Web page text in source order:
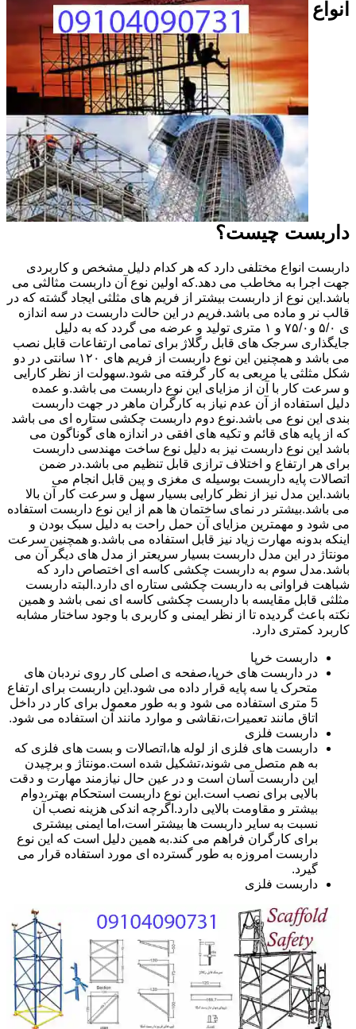
انواع
داربست چیست؟
داربست انواع مختلفی دارد که هر کدام دلیل مشخص و کاربردی
جهت اجرا به مخاطب می دهد.که اولین نوع آن داربست مثالثی می
باشد.این نوع از داربست بیشتر از فریم های مثلثی ایجاد گشته که در
قالب نر و ماده می باشد.فریم در این حالت داربست در سه اندازه
ی ۵/۰ و۷۵/۰ و ۱ متری تولید و عرضه می گردد که به دلیل
جایگذاری سرجک های قابل رگلاژ برای تمامی ارتفاعات قابل نصب
می باشد و همچنین این نوع داربست از فریم های ۱۲۰ سانتی در دو
شکل مثلثی یا مربعی به کار گرفته می شود.سهولت از نظر کارایی
و سرعت کار با آن از مزایای این نوع داربست می باشد.و عمده
دلیل استفاده از آن عدم نیاز به کارگران ماهر در جهت داربست
بندی این نوع می باشد.نوع دوم داربست چکشی ستاره ای می باشد
که از پایه های قائم و تکیه های افقی در اندازه های گوناگون می
باشد این نوع داربست نیز به دلیل نوع ساخت مهندسی داربست
برای هر ارتفاع و اختلاف ترازی قابل تنظیم می باشد.در ضمن
اتصالات پایه داربست بوسیله ی مغزی و پین قابل انجام می
باشد.این مدل نیز از نظر کارایی بسیار سهل و سرعت کار آن بالا
می باشد.بیشتر در نمای ساختمان ها هم از این نوع داربست استفاده
می شود و مهمترین مزایای آن حمل راحت به دلیل سبک بودن و
اینکه بدونه مهارت زیاد نیز قابل استفاده می باشد.و همچنین سرعت
مونتاژ در این مدل داربست بسیار سریعتر از مدل های دیگر آن می
باشد.مدل سوم به داربست چکشی کاسه ای اختصاص دارد که
شباهت فراوانی به داربست چکشی ستاره ای دارد.البته داربست
مثلثی قابل مقایسه با داربست چکشی کاسه ای نمی باشد و همین
نکته باعث گردیده تا از نظر ایمنی و کاربری با وجود ساختار مشابه
کاربرد کمتری دارد.
داربست خرپا
در داربست های خرپا،صفحه ی اصلی کار روی نردبان های
متحرک یا سه پایه قرار داده می شود.این داربست برای ارتفاع
5 متری استفاده می شود و به طور معمول برای کار در داخل
اتاق مانند تعمیرات،نقاشی و موارد مانند آن استفاده می شود.
داربست فلزی
داربست های فلزی از لوله ها،اتصالات و بست های فلزی که
به هم متصل می شوند،تشکیل شده است.مونتاژ و برچیدن
این داربست آسان است و در عین حال نیازمند مهارت و دقت
بالایی برای نصب است.این نوع داربست استحکام بهتر،دوام
بیشتر و مقاومت بالایی دارد.اگرچه اندکی هزینه نصب آن
نسبت به سایر داربست ها بیشتر است،اما ایمنی بیشتری
برای کارگران فراهم می کند.به همین دلیل است که این نوع
داربست امروزه به طور گسترده ای مورد استفاده قرار می
گیرد.
داربست فلزی